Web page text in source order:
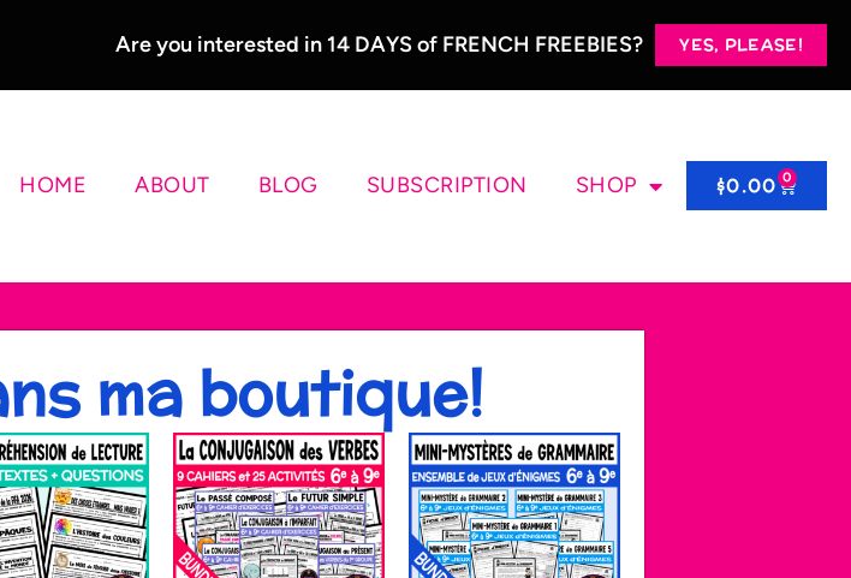
Are you interested in 14 DAYS of FRENCH FREEBIES? YES, PLEASE!
HOME ABOUT BLOG SUBSCRIPTION SHOP $0.00 0
ma boutique!